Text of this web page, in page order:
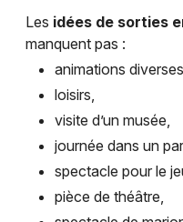
Les idées de sorties
manquent pas :
animations
loisirs,
visite d’un musée,
journée dans un
spectacle pour le
pièce de théâtre,